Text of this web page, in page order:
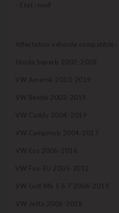
- Etat : neuf
Affectation véhicule compatible :
Skoda Superb 2002-2008
VW Amarok 2010-2019
VW Beetle 2003-2019
VW Caddy 2004-2019
VW Campmob 2004-2017
VW Eos 2006-2016
VW Fox-EU 2005-2012
VW Golf Mk 5 6 7 2004-2019
VW Jetta 2006-2018